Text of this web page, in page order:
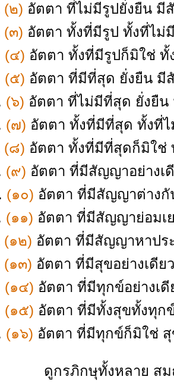
(๒) อัตตา ที่ไม่มีรูปยั่งยืน มี
(๓) อัตตา ทั้งที่มีรูป ทั้งที่ไ
(๔) อัตตา ทั้งที่มีรูปก็มิใช่
(๕) อัตตา ที่มีที่สุด ยั่งยืน มี
(๖) อัตตา ที่ไม่มีที่สุด ยั่งยื
(๗) อัตตา ทั้งที่มีที่สุด ทั้งที่
(๘) อัตตา ทั้งที่มีที่สุดก็มิใ
(๙) อัตตา ที่มีสัญญาอย่าง
(๑๐) อัตตา ที่มีสัญญาต่าง
(๑๑) อัตตา ที่มีสัญญาย่อมเ
(๑๒) อัตตา ที่มีสัญญาหาป
(๑๓) อัตตา ที่มีสุขอย่างเดี
(๑๔) อัตตา ที่มีทุกข์อย่างเ
(๑๕) อัตตา ที่มีทั้งสุขทั้งทุก
(๑๖) อัตตา ที่มีทุกข์ก็มิใช่
รภิกษุทั้งหลาย สมณพ